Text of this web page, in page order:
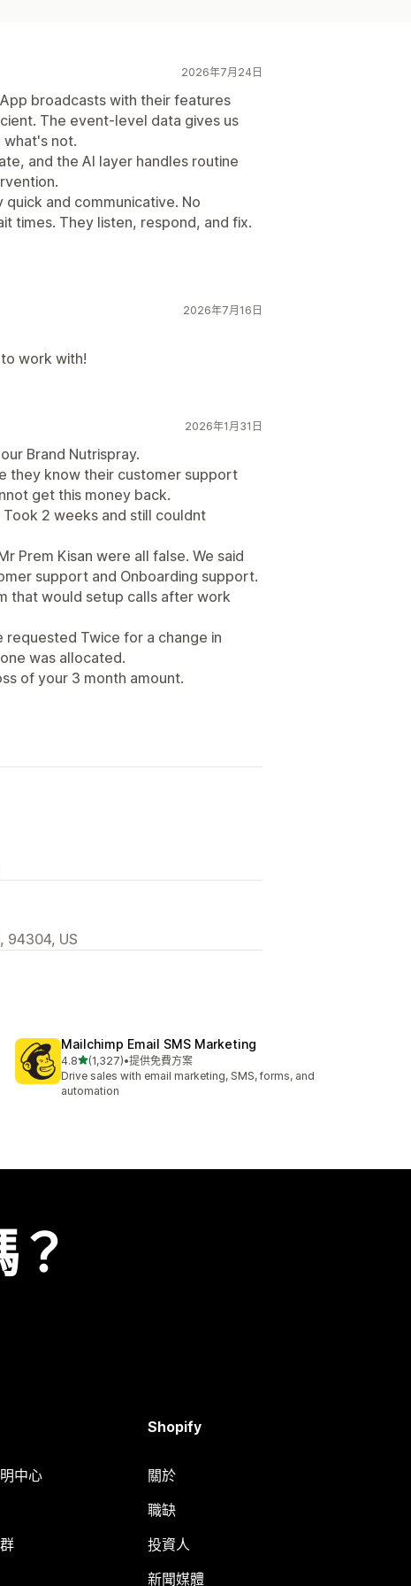
2026年7月24日
broadcasts with their features
The event-level data gives us
what's not.
and the AI layer handles routine
and communicative. No
times. They listen, respond, and fix.
2026年7月16日
work with!
2026年1月31日
Brand Nutrispray.
they know their customer support
get this money back.
2 weeks and still couldnt
Prem Kisan were all false. We said
support and Onboarding support.
that would setup calls after work
Twice for a change in
was allocated.
of your 3 month amount.
94304, US
Mailchimp Email SMS Marketing
4.8滿分 5 顆星
(1,327)
共有 1327 則評價
•提供免費方案
Drive sales with email marketing, SMS, forms, and
automation
中心
Shopify
關於
職缺
投資人
新聞媒體